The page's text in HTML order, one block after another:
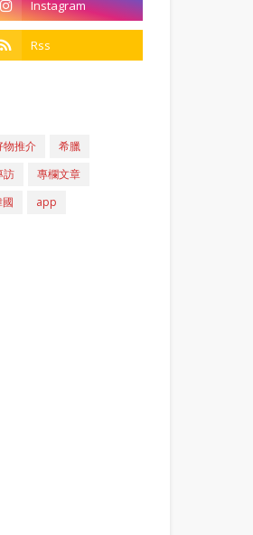
物推介
希臘
訪
專欄文章
app